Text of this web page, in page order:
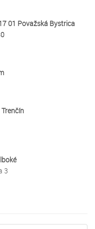
01 Považská Bystrica
Trenčín
3